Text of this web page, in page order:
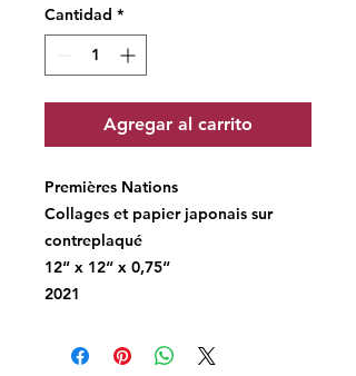
Cantidad *
Agregar al carrito
Premières Nations
Collages et papier japonais sur
contreplaqué
12“ x 12“ x 0,75“
2021